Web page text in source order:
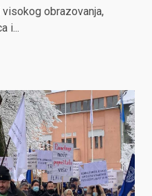
obrazovanja,
i...